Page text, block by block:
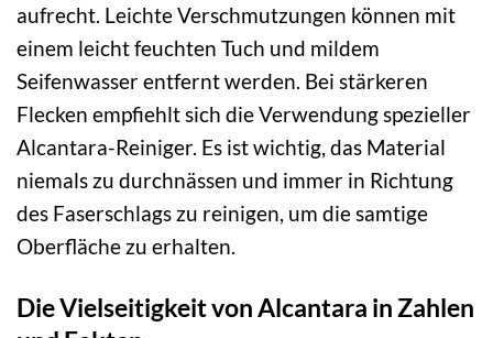
aufrecht. Leichte Verschmutzungen können mit
einem leicht feuchten Tuch und mildem
Seifenwasser entfernt werden. Bei stärkeren
Flecken empfiehlt sich die Verwendung spezieller
Alcantara-Reiniger. Es ist wichtig, das Material
niemals zu durchnässen und immer in Richtung
des Faserschlags zu reinigen, um die samtige
Oberfläche zu erhalten.
Die Vielseitigkeit von Alcantara in Zahlen